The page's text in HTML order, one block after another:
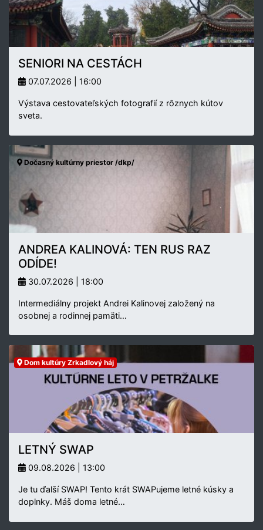
SENIORI NA CESTÁCH
07.07.2026 | 16:00
Výstava cestovateľských fotografií z rôznych kútov
sveta.
Dočasný kultúrny priestor /dkp/
ANDREA KALINOVÁ: TEN RUS RAZ
ODÍDE!
30.07.2026 | 18:00
Intermediálny projekt Andrei Kalinovej založený na
osobnej a rodinnej pamäti…
Dom kultúry Zrkadlový háj
LETNÝ SWAP
09.08.2026 | 13:00
Je tu ďalší SWAP! Tento krát SWAPujeme letné kúsky a
doplnky. Máš doma letné…